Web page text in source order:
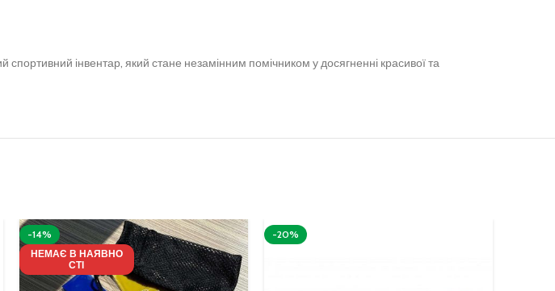
спортивний інвентар, який стане незамінним помічником у досягненні красивої та
-14%
НЕМАЄ В НАЯВНО
СТІ
-20%